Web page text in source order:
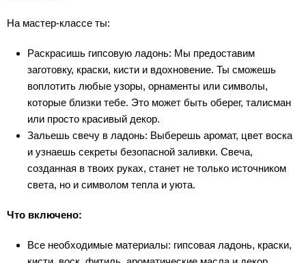
На мастер-классе ты:
Раскрасишь гипсовую ладонь: Мы предоставим
заготовку, краски, кисти и вдохновение. Ты сможешь
воплотить любые узоры, орнаменты или символы,
которые близки тебе. Это может быть оберег, талисман
или просто красивый декор.
Зальешь свечу в ладонь: Выберешь аромат, цвет воска
и узнаешь секреты безопасной заливки. Свеча,
созданная в твоих руках, станет не только источником
света, но и символом тепла и уюта.
Что включено:
Все необходимые материалы: гипсовая ладонь, краски,